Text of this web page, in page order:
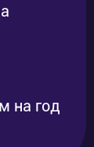
на год